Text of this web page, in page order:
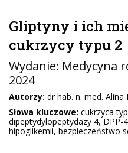
Gliptyny i ich
cukrzycy typu 2
Wydanie: Medycyna
2024
Autorzy: dr hab. n. med. Alina
Słowa kluczowe: cukrzyca
dipeptydylopeptydazy 4, DPP-
hipoglikemii, bezpieczeństwo